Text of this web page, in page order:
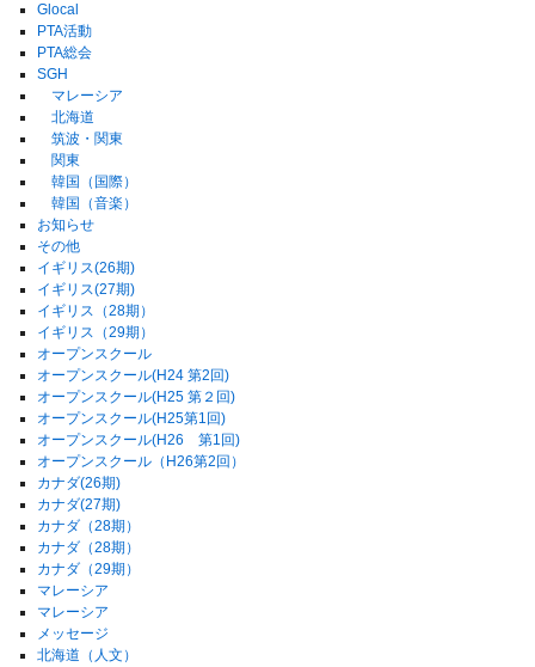
Glocal
PTA活動
PTA総会
SGH
マレーシア
北海道
筑波・関東
関東
韓国（国際）
韓国（音楽）
お知らせ
その他
イギリス(26期)
イギリス(27期)
イギリス（28期）
イギリス（29期）
オープンスクール
オープンスクール(H24 第2回)
オープンスクール(H25 第２回)
オープンスクール(H25第1回)
オープンスクール(H26 第1回)
オープンスクール（H26第2回）
カナダ(26期)
カナダ(27期)
カナダ（28期）
カナダ（28期）
カナダ（29期）
マレーシア
マレーシア
メッセージ
北海道（人文）